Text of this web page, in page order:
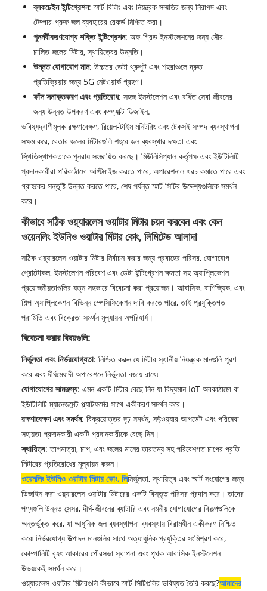
ব্লকচেইন ইন্টিগ্রেশন: স্মার্ট বিলিং এবং নিয়ন্ত্রক সম্মতির জন্য নিরাপদ এবং
টেম্পার-প্রুফ জল ব্যবহারের রেকর্ড নিশ্চিত করা।
পুনর্নবীকরণযোগ্য শক্তি ইন্টিগ্রেশন: অফ-গ্রিড ইনস্টলেশনের জন্য সৌর-
চালিত জলের মিটার, স্থায়িত্বের উন্নতি।
উন্নত যোগাযোগ মান: উচ্চতর ডেটা থ্রুপুট এবং শহরাঞ্চলে দ্রুত
প্রতিক্রিয়ার জন্য 5G নেটওয়ার্ক গ্রহণ।
ফাঁস সনাক্তকরণ এবং প্রতিরোধ: সহজ ইনস্টলেশন এবং বর্ধিত সেবা জীবনের
জন্য উন্নত উপকরণ এবং কম্প্যাক্ট ডিজাইন.
ভবিষ্যদ্বাণীমূলক রক্ষণাবেক্ষণ, রিয়েল-টাইম মনিটরিং এবং টেকসই সম্পদ ব্যবস্থাপনা
সক্ষম করে, বেতার জলের মিটারগুলি শহুরে জল ব্যবস্থার দক্ষতা এবং
স্থিতিস্থাপকতাকে পুনরায় সংজ্ঞায়িত করছে। মিউনিসিপ্যাল ​​কর্তৃপক্ষ এবং ইউটিলিটি
প্রদানকারীরা পরিকাঠামো অপ্টিমাইজ করতে পারে, অপারেশনাল খরচ কমাতে পারে এবং
গ্রাহকের সন্তুষ্টি উন্নত করতে পারে, শেষ পর্যন্ত স্মার্ট সিটির উদ্দেশ্যগুলিকে সমর্থন
করে।
কীভাবে সঠিক ওয়্যারলেস ওয়াটার মিটার চয়ন করবেন এবং কেন
ওয়েনলিং ইউনিও ওয়াটার মিটার কোং, লিমিটেড আলাদা
সঠিক ওয়্যারলেস ওয়াটার মিটার নির্বাচন করার জন্য প্রবাহের পরিসর, যোগাযোগ
প্রোটোকল, ইনস্টলেশন পরিবেশ এবং ডেটা ইন্টিগ্রেশন ক্ষমতা সহ অ্যাপ্লিকেশন
প্রয়োজনীয়তাগুলির যত্ন সহকারে বিবেচনা করা প্রয়োজন। আবাসিক, বাণিজ্যিক, এবং
শিল্প অ্যাপ্লিকেশন বিভিন্ন স্পেসিফিকেশন দাবি করতে পারে, তাই প্রযুক্তিগত
পরামিতি এবং বিক্রেতা সমর্থন মূল্যায়ন অপরিহার্য।
বিবেচনা করার বিষয়গুলি:
নির্ভুলতা এবং নির্ভরযোগ্যতা: নিশ্চিত করুন যে মিটার স্থানীয় নিয়ন্ত্রক মানগুলি পূরণ
করে এবং দীর্ঘমেয়াদী অপারেশনে নির্ভুলতা বজায় রাখে৷
যোগাযোগের সামঞ্জস্য: এমন একটি মিটার বেছে নিন যা বিদ্যমান IoT অবকাঠামো বা
ইউটিলিটি ম্যানেজমেন্ট প্ল্যাটফর্মের সাথে একীকরণ সমর্থন করে।
রক্ষণাবেক্ষণ এবং সমর্থন: বিক্রয়োত্তর দৃঢ় সমর্থন, সফ্টওয়্যার আপডেট এবং পরিষেবা
সহায়তা প্রদানকারী একটি প্রদানকারীকে বেছে নিন।
স্থায়িত্ব: তাপমাত্রা, চাপ, এবং জলের মানের তারতম্য সহ পরিবেশগত চাপের প্রতি
মিটারের প্রতিরোধের মূল্যায়ন করুন।
ওয়েনলিং ইউনিও ওয়াটার মিটার কোং, লিনির্ভুলতা, স্থায়িত্ব এবং স্মার্ট সংযোগের জন্য
ডিজাইন করা ওয়্যারলেস ওয়াটার মিটারের একটি বিস্তৃত পরিসর প্রদান করে। তাদের
পণ্যগুলি উন্নত সেন্সর, দীর্ঘ-জীবনের ব্যাটারি এবং নমনীয় যোগাযোগের বিকল্পগুলিকে
অন্তর্ভুক্ত করে, যা আধুনিক জল ব্যবস্থাপনা ব্যবস্থায় বিরামহীন একীকরণ নিশ্চিত
করে৷ নির্ভরযোগ্য উত্পাদন মানগুলির সাথে অত্যাধুনিক প্রযুক্তির সংমিশ্রণ করে,
কোম্পানিটি বৃহৎ আকারের পৌরসভা স্থাপনা এবং পৃথক আবাসিক ইনস্টলেশন
উভয়কেই সমর্থন করে।
ওয়্যারলেস ওয়াটার মিটারগুলি কীভাবে স্মার্ট সিটিগুলির ভবিষ্যত তৈরি করছে?আমাদের